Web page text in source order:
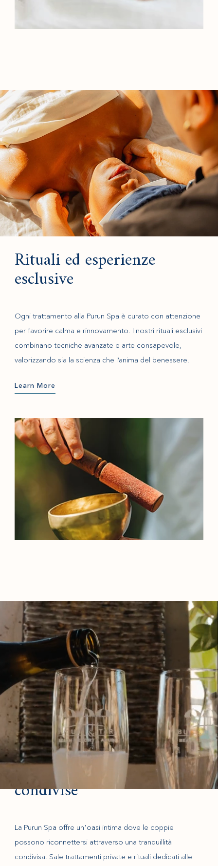
Rituali ed esperienze
esclusive
Ogni trattamento alla Purun Spa è curato con attenzione
per favorire calma e rinnovamento. I nostri rituali esclusivi
combinano tecniche avanzate e arte consapevole,
valorizzando sia la scienza che l’anima del benessere.
Learn More
Esperienze di coppia e
condivise
La Purun Spa offre un'oasi intima dove le coppie
possono riconnettersi attraverso una tranquillità
condivisa. Sale trattamenti private e rituali dedicati alle